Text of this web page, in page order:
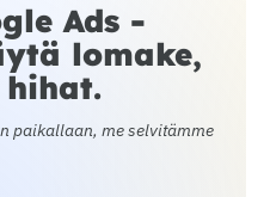
Ads -
lomake,
paikallaan, me selvitämme